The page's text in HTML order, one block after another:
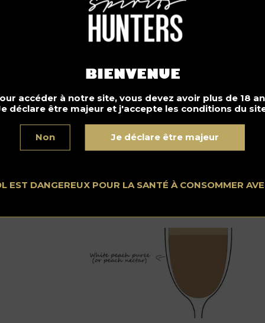
BIENVENUE
accéder à notre site, vous devez avoir plus de 18
déclare être majeur et j'accepte les conditions du
Non Je déclare être majeur
EST DANGEREUX POUR LA SANTÉ À CONSOMMER
un verre / une flûte à champagne, ajoutez 15 ml de crème
2
une flûte à champagne, ajoutez 15 ml de crème de